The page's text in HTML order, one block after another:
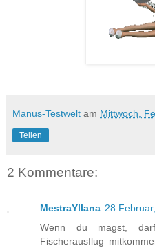
Manus-Testwelt am Mittwoch,
Teilen
2 Kommentare:
MestraYllana 28
Wenn du magst,
Fischerausflug